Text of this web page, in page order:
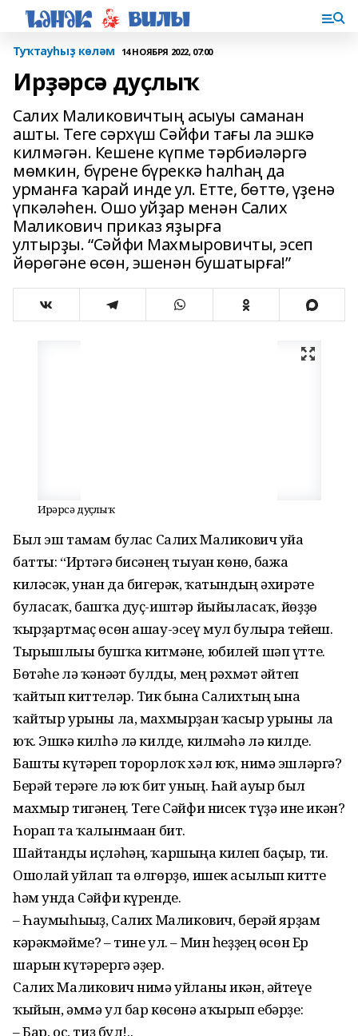
Туҡтауһыҙ көләм 14 НОЯБРЯ 2022, 07:00
Ирҙәрсә дуҫлыҡ
Салих Маликовичтың асыуы саманан
ашты. Теге сәрхүш Сәйфи тағы ла эшкә
килмәгән. Кешене күпме тәрбиәләргә
мөмкин, бүрене бүреккә һалһаң да
урманға ҡарай инде ул. Етте, бөттө, үҙенә
үпкәләһен. Ошо уйҙар менән Салих
Маликович приказ яҙырға
ултырҙы. “Сәйфи Махмыровичты, эсеп
йөрөгәне өсөн, эшенән бушатырға!”
Ирҙәрсә дуҫлыҡ
Был эш тамам булғас Салих Маликович уйға
батты: “Иртәгә бисәнең тыуған көнө, бажа
киләсәк, унан да бигерәк, ҡатындың әхирәте
буласаҡ, башҡа дуҫ-иштәр йыйыласаҡ, йөҙҙө
ҡырҙартмаҫ өсөн ашау-эсеү мул булырға тейеш.
Тырышлығы бушҡа китмәне, юбилей шәп үтте.
Бөтәһе лә ҡәнәғәт булды, мең рәхмәт әйтеп
ҡайтып киттеләр. Тик бына Салихтың ғына
ҡайтыр урыны ла, махмырҙан ҡасыр урыны ла
юҡ. Эшкә килһә лә килде, килмәһә лә килде.
Башты күтәреп торорлоҡ хәл юҡ, нимә эшләргә?
Берәй терәге лә юҡ бит уның. Һай ауыр был
махмыр тигәнең. Теге Сәйфи нисек түҙә ине икән?
Һорап та ҡалынмаған бит.
Шайтанды иҫләһәң, ҡаршыңа килеп баҫыр, ти.
Ошолай уйлап та өлгөрҙө, ишек асылып китте
һәм унда Сәйфи күренде.
– Һаумыһығыҙ, Салих Маликович, берәй ярҙам
кәрәкмәйме? – тине ул. – Мин һеҙҙең өсөн Ер
шарын күтәрергә әҙер.
Салих Маликович нимә уйланы икән, әйтеүе
ҡыйын, әммә ул бар көсөнә аҡырып ебәрҙе:
– Бар, ос, тиҙ бул!..